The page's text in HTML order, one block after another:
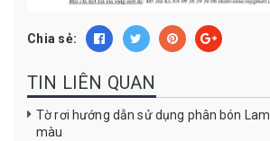
Chia sẻ:
TIN LIÊN QUAN
Tờ rơi hướng dẫn sử dụng phân bón
màu